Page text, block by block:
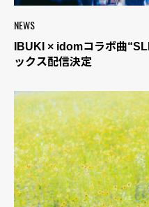
NEWS
IBUKI × idomコラボ曲
ックス配信決定